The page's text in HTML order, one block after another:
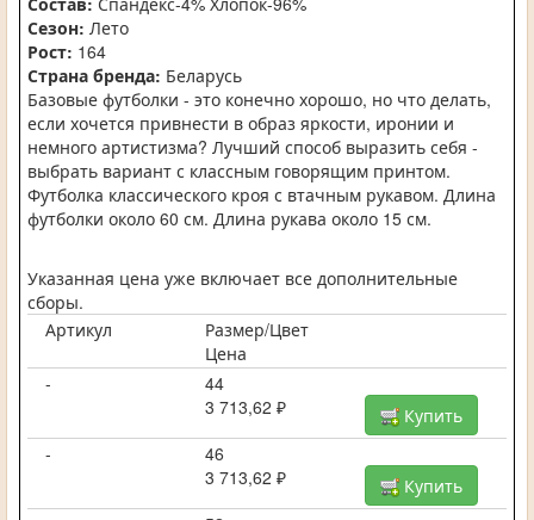
Сезон: Лето
Рост: 164
Страна бренда: Беларусь
Базовые футболки - это конечно хорошо, но что делать,
если хочется привнести в образ яркости, иронии и
немного артистизма? Лучший способ выразить себя -
выбрать вариант с классным говорящим принтом.
Футболка классического кроя с втачным рукавом. Длина
футболки около 60 см. Длина рукава около 15 см.
Указанная цена уже включает все дополнительные
сборы.
Артикул
Размер/Цвет
Цена
-
44
3 713,62 ₽
Купить
-
46
3 713,62 ₽
Купить